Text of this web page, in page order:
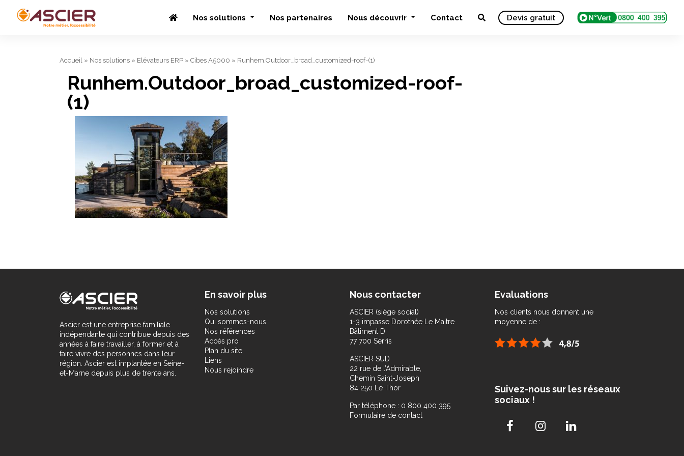
Nos solutions Nos partenaires Nous découvrir Contact Devis gratuit
Accueil » Nos solutions » Elévateurs ERP » Cibes A5000 » Runhem.Outdoor_broad_customized-roof-(1)
Runhem.Outdoor_broad_customized-roof-
(1)
Ascier est une entreprise familiale
indépendante qui contribue depuis des
années à faire travailler, à former et à
faire vivre des personnes dans leur
région. Ascier est implantée en Seine-
et-Marne depuis plus de trente ans.
En savoir plus
Nos solutions
Qui sommes-nous
Nos références
Accès pro
Plan du site
Liens
Nous rejoindre
Nous contacter
ASCIER (siège social)
1-3 impasse Dorothée Le Maitre
Bâtiment D
77 700 Serris
ASCIER SUD
22 rue de l’Admirable,
Chemin Saint-Joseph
84 250 Le Thor
Par téléphone : 0 800 400 395
Formulaire de contact
Evaluations
Nos clients nous donnent une
moyenne de :
Suivez-nous sur les réseaux
sociaux !